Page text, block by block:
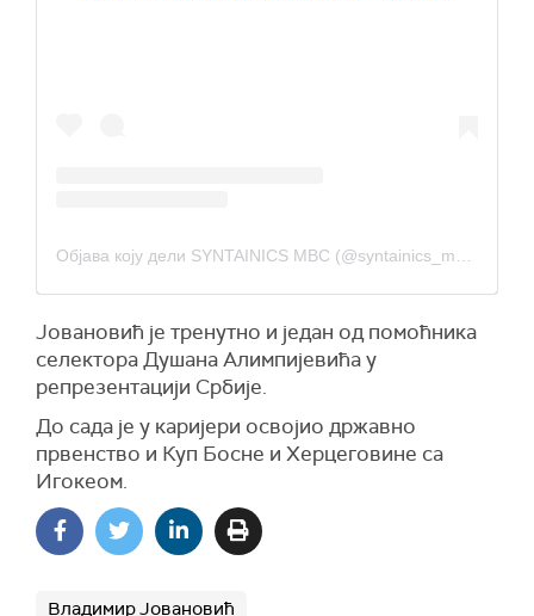
Јовановић је тренутно и један од помоћника
селектора Душана Алимпијевића у
репрезентацији Србије.
До сада је у каријери освојио државно
првенство и Куп Босне и Херцеговине са
Игокеом.
Владимир Јовановић